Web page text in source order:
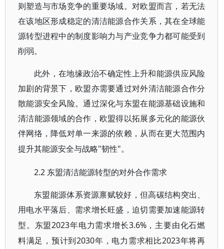
则塑造与市场竞争的重要场域。对欧盟而言，若无法
在该地区形成稳定的清洁能源合作关系，其在全球能
源转型进程中的制度影响力与产业竞争力都可能受到
削弱。
此外，在地缘政治不确定性上升和能源供应风险
加剧的背景下，欧盟亦需要通过对外清洁能源合作分
散能源安全风险。通过深化与东盟在能源基础设施和
清洁能源领域的合作，欧盟得以拓展多元化的能源伙
伴网络，降低对单一来源的依赖，从而在更大范围内
提升其能源安全与战略"韧性"。
2.2 东盟清洁能源转型的对外合作需求
东盟能源体系资源禀赋较好，但高碳结构突出、
用电水平落后、需求增长旺盛，迫切需要加速能源转
型。东盟2023年电力需求增长3.6%，主要由化石燃
料满足，预计到2030年，电力需求相比2023年将再